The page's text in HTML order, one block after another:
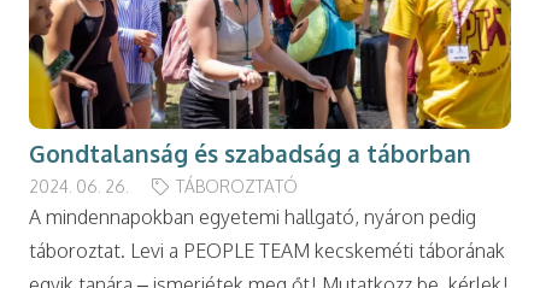
Gondtalanság és szabadság a táborban
2024. 06. 26. TÁBOROZTATÓ
A mindennapokban egyetemi hallgató, nyáron pedig
táboroztat. Levi a PEOPLE TEAM kecskeméti táborának